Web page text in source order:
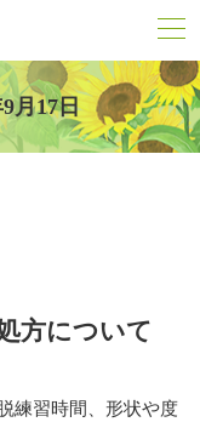
月17日
方について
練習時間、形状や度